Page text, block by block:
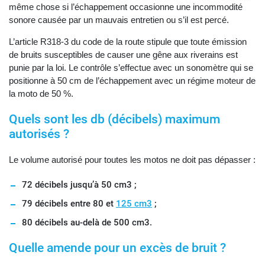
même chose si l’échappement occasionne une incommodité
sonore causée par un mauvais entretien ou s’il est percé.
L’article R318-3 du code de la route stipule que toute émission
de bruits susceptibles de causer une gêne aux riverains est
punie par la loi. Le contrôle s’effectue avec un sonomètre qui se
positionne à 50 cm de l’échappement avec un régime moteur de
la moto de 50 %.
Quels sont les db (décibels) maximum
autorisés ?
Le volume autorisé pour toutes les motos ne doit pas dépasser :
72 décibels jusqu’à 50 cm3 ;
79 décibels entre 80 et 125 cm3 ;
80 décibels au-delà de 500 cm3.
Quelle amende pour un excès de bruit ?